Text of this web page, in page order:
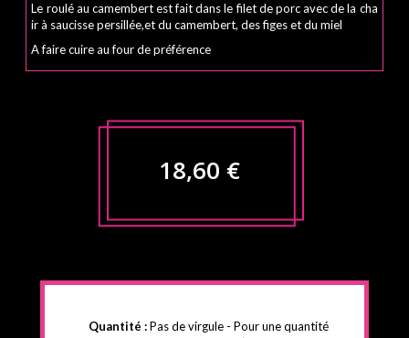
Le roulé au camembert est fait dans le filet de porc avec de la cha
ir à saucisse persillée,et du camembert, des figes et du miel
A faire cuire au four de préférence
18,60 €
Quantité :Pas de virgule - Pour une quantité